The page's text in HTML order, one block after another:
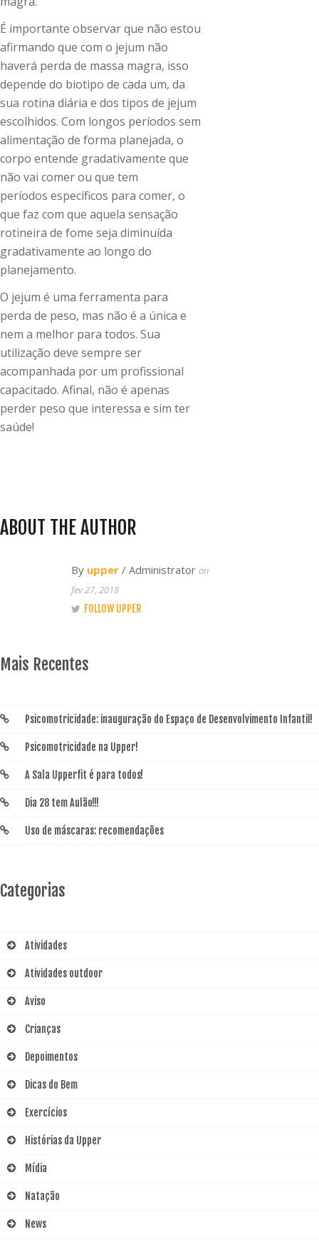
É importante observar que não estou
afirmando que com o jejum não
haverá perda de massa magra, isso
depende do biotipo de cada um, da
sua rotina diária e dos tipos de jejum
escolhidos. Com longos períodos sem
alimentação de forma planejada, o
corpo entende gradativamente que
não vai comer ou que tem
períodos específicos para comer, o
que faz com que aquela sensação
rotineira de fome seja diminuída
gradativamente ao longo do
planejamento.
O jejum é uma ferramenta para
perda de peso, mas não é a única e
nem a melhor para todos. Sua
utilização deve sempre ser
acompanhada por um profissional
capacitado. Afinal, não é apenas
perder peso que interessa e sim ter
saúde!
ABOUT THE AUTHOR
By upper / Administrator on
fev 27, 2018
FOLLOW UPPER
Mais Recentes
Psicomotricidade: inauguração do Espaço de Desenvolvimento Infantil!
Psicomotricidade na Upper!
A Sala Upperfit é para todos!
Dia 28 tem Aulão!!!
Uso de máscaras: recomendações
Categorias
Atividades
Atividades outdoor
Aviso
Crianças
Depoimentos
Dicas do Bem
Exercícios
Histórias da Upper
Mídia
Natação
News